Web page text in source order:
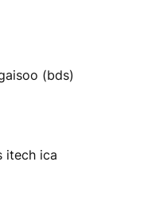
(bds)
itech ica